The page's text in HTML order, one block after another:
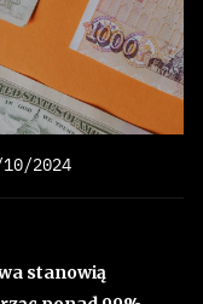
2024
stanowią